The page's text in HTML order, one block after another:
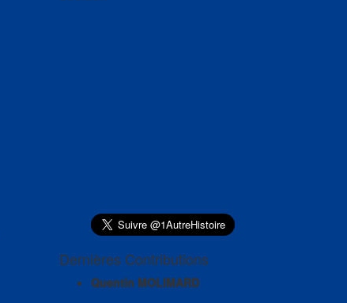
Dernières Contributions
Quentin MOLIMARD